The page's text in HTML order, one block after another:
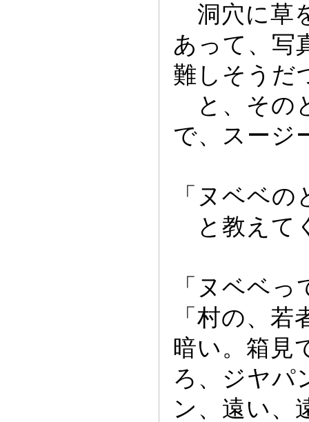
洞穴に草
あ っ て、写
難しそうだ
と、その
で、スー ジ
「ヌベベ
と教えて
「ヌベベ っ
「村の、
暗い。箱見
ろ、ジヤパ
ン、遠い、